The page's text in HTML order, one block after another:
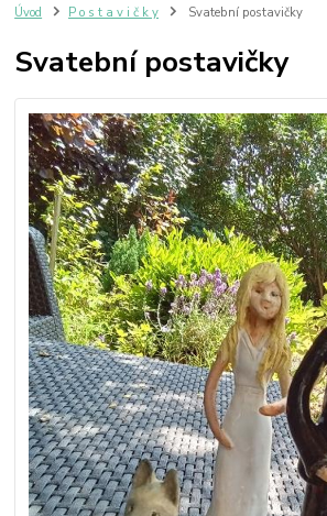
Úvod P o s t a v i č k y Svatební postavičky
Svatební postavičky